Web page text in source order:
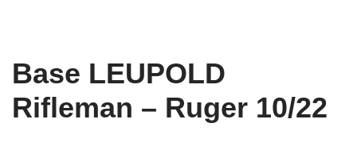
Base LEUPOLD
Rifleman – Ruger 10/22